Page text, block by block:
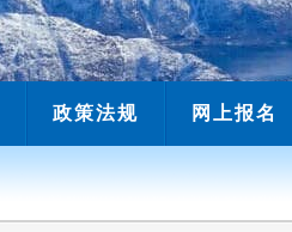
政策法规 网上报名